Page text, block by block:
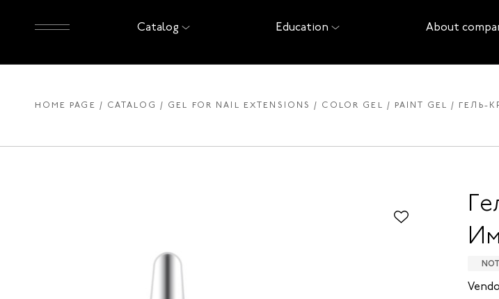
Catalog Education About
HOME PAGE CATALOG GEL FOR NAIL EXTENSIONS COLOR GEL PAINT GEL ГЕЛЬ-